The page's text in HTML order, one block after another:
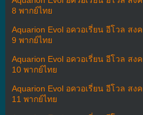
8 พากย์ไทย
Aquarion Evol อควอเรี่ยน อีโวล ส
9 พากย์ไทย
Aquarion Evol อควอเรี่ยน อีโวล ส
10 พากย์ไทย
Aquarion Evol อควอเรี่ยน อีโวล ส
11 พากย์ไทย